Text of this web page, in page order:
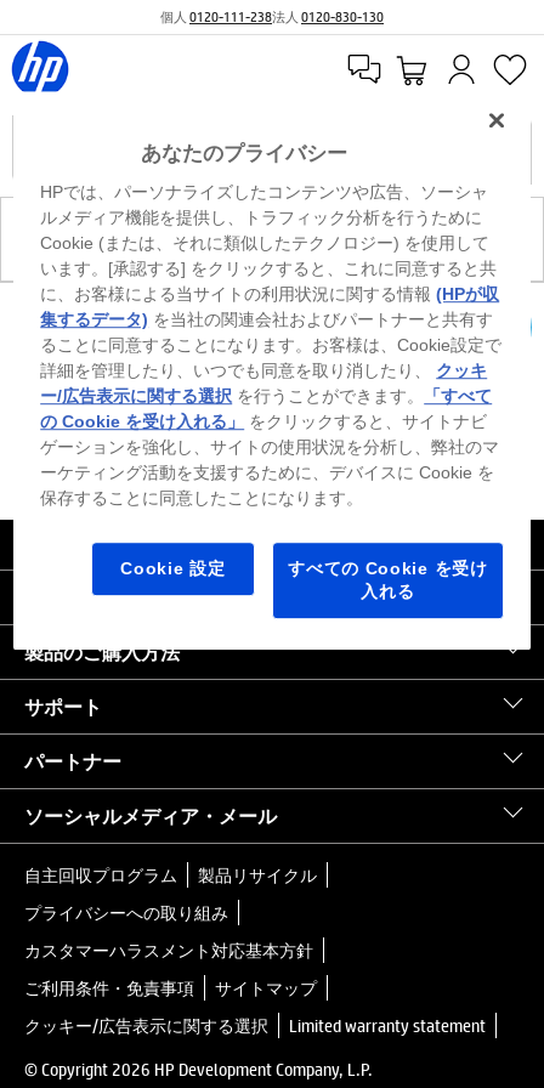
個人 0120-111-238法人 0120-830-130
現在、このカテゴリには商品がありません。
カートを確認
※ Windowsのすべてのエディションまたはバージョンで、すべての機能を使用でき
るわけではありません。Windowsの機能を最大限に活用するには、システムのハ
ードウェア、ドライバー、ソフトウェアのアップグレードおよび/または別途購
入、あるいはBIOSのアップデートが必要になる場合があります。Windowsは自動
的にアップデートされ、有効になります。高速インターネットとMicrosoftアカウ
ントが必要になります。ISPの料金が適用され、今後アップデートの際に要件が追
加される場合があります。http://www.windows.com 外部リンクアイコンをご覧く
ださい。
｜United States HP.com
会社情報
製品のご購入方法
サポート
パートナー
ソーシャルメディア・メール
自主回収プログラム
製品リサイクル
プライバシーへの取り組み
カスタマーハラスメント対応基本方針
ご利用条件・免責事項
サイトマップ
クッキー/広告表示に関する選択
Limited warranty statement
© Copyright 2026 HP Development Company, L.P.
あなたのプライバシー
HPでは、パーソナライズしたコンテンツや広告、ソーシャ
ルメディア機能を提供し、トラフィック分析を行うために
Cookie (または、それに類似したテクノロジー) を使用して
います。[承認する] をクリックすると、これに同意すると共
に、お客様による当サイトの利用状況に関する情報(HPが収
集するデータ) を当社の関連会社およびパートナーと共有す
ることに同意することになります。お客様は、Cookie設定で
詳細を管理したり、いつでも同意を取り消したり、 クッキ
ー/広告表示に関する選択 を行うことができます。
「すべて
の Cookie を受け入れる」
をクリックすると、サイトナビ
ゲーションを強化し、サイトの使用状況を分析し、弊社のマ
ーケティング活動を支援するために、デバイスに Cookie を
保存することに同意したことになります。
Cookie 設定
すべての Cookie を受け
入れる